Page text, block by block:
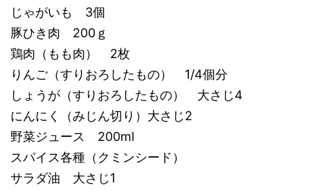
じゃがいも 3個
豚ひき肉 200ｇ
鶏肉（もも肉） 2枚
りんご（すりおろしたもの） 1/4個分
しょうが（すりおろしたもの） 大さじ4
にんにく（みじん切り）大さじ2
野菜ジュース 200ml
スパイス各種（クミンシード）
サラダ油 大さじ1